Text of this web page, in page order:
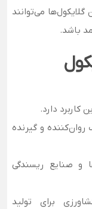
می­‌توانند
باشد.
کاربرد دارد.
و گیرنده
و صنایع ریسندگی
برای تولید